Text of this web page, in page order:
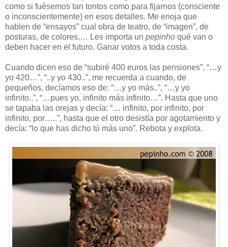
como si fuésemos tan tontos como para fijarnos (consciente
o inconscientemente) en esos detalles. Me enoja que
hablen de “ensayos” cual obra de teatro, de “imagen”, de
posturas, de colores,… Les importa un pepinho qué van o
deben hacer en el futuro. Ganar votos a toda costa.
Cuando dicen eso de “subiré 400 euros las pensiones”, “…y
yo 420…”, “..y yo 430..”, me recuerda a cuando, de
pequeños, decíamos eso de: “…y yo más..”, “…y yo
infinito..”, “…pues yo, infinito más infinito…”. Hasta que uno
se tapaba las orejas y decía: “… infinito, por infinito, por
infinito, por…..”, hasta que el otro desistía por agotamiento y
decía: “lo que has dicho tú más uno”. Rebota y explota.